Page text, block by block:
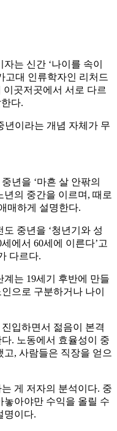
는 신간 ‘나이를 속이
고대 인류학자인 리처드
곳저곳에서 서로 다르
다.
이라는 개념 자체가 무
년을 ‘마흔 살 안팎의
의 중간을 이르며, 때로
매하게 설명한다.
중년을 ‘청년기와 성
에서 60세에 이른다’고
다르다.
는 19세기 후반에 만들
으로 구분하거나 나이
입하면서 젊음이 본격
. 노동에서 효율성이 중
, 사람들은 직장을 얻으
게 저자의 분석이다. 중
놓아야만 수익을 올릴 수
명이다.